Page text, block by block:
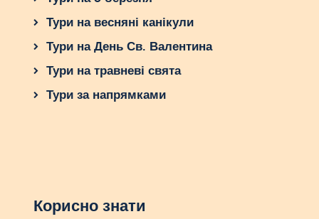
Тури на весняні канікули
Тури на День Св. Валентина
Тури на травневі свята
Тури за напрямками
Корисно знати